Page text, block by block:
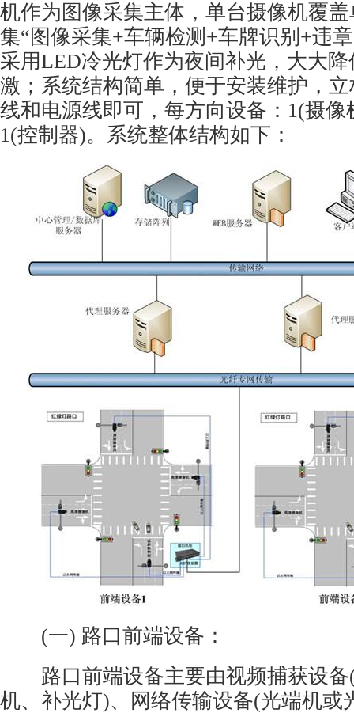
机作为图像采集主体，单台摄像机覆
集“图像采集+车辆检测+车牌识别+违
采用LED冷光灯作为夜间补光，大大
激；系统结构简单，便于安装维护，
线和电源线即可，每方向设备：1(摄像
1(控制器)。系统整体结构如下：
(一) 路口前端设备：
路口前端设备主要由视频捕获设备
机、补光灯)、网络传输设备(光端机或